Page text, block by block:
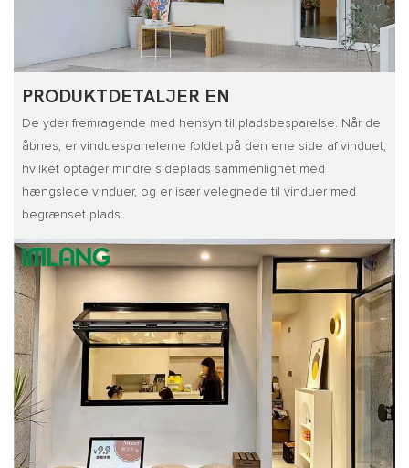
PRODUKTDETALJER EN
De yder fremragende med hensyn til pladsbesparelse. Når de
åbnes, er vinduespanelerne foldet på den ene side af vinduet,
hvilket optager mindre sideplads sammenlignet med
hængslede vinduer, og er især velegnede til vinduer med
begrænset plads.